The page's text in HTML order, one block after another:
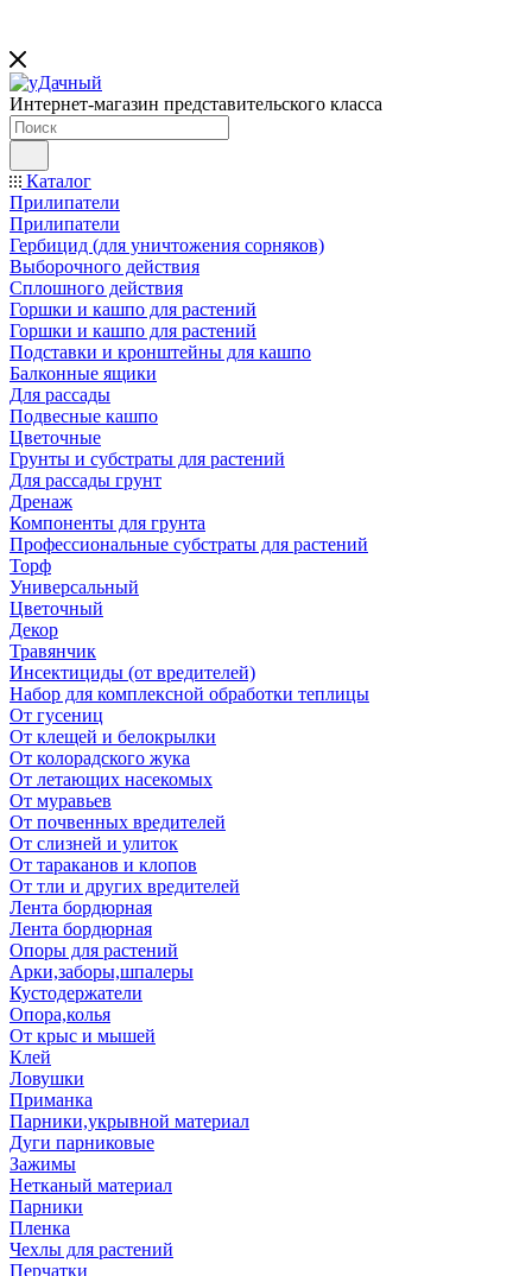
Интернет-магазин представительского класса
Каталог
Прилипатели
Прилипатели
Гербицид (для уничтожения сорняков)
Выборочного действия
Сплошного действия
Горшки и кашпо для растений
Горшки и кашпо для растений
Подставки и кронштейны для кашпо
Балконные ящики
Для рассады
Подвесные кашпо
Цветочные
Грунты и субстраты для растений
Для рассады грунт
Дренаж
Компоненты для грунта
Профессиональные субстраты для растений
Торф
Универсальный
Цветочный
Декор
Травянчик
Инсектициды (от вредителей)
Набор для комплексной обработки теплицы
От гусениц
От клещей и белокрылки
От колорадского жука
От летающих насекомых
От муравьев
От почвенных вредителей
От слизней и улиток
От тараканов и клопов
От тли и других вредителей
Лента бордюрная
Лента бордюрная
Опоры для растений
Арки,заборы,шпалеры
Кустодержатели
Опора,колья
От крыс и мышей
Клей
Ловушки
Приманка
Парники,укрывной материал
Дуги парниковые
Зажимы
Нетканый материал
Парники
Пленка
Чехлы для растений
Перчатки